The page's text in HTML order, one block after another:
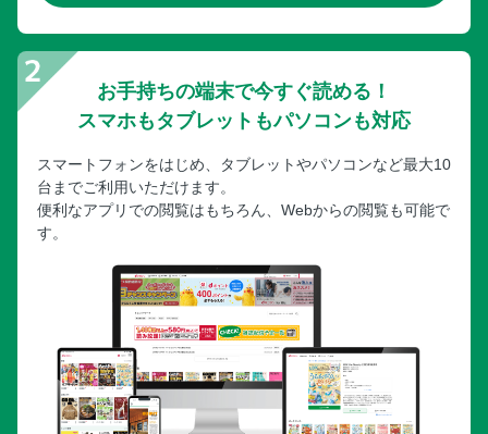
お手持ちの端末で今すぐ読める！
スマホもタブレットもパソコンも対応
スマートフォンをはじめ、タブレットやパソコンなど最大10
台までご利用いただけます。
便利なアプリでの閲覧はもちろん、Webからの閲覧も可能で
す。